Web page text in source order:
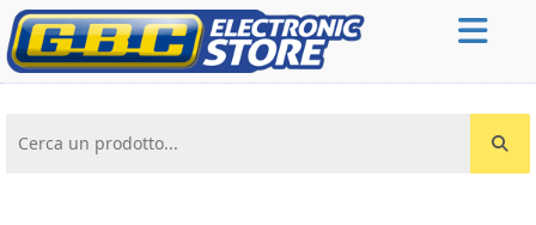
Cerca un prodotto...